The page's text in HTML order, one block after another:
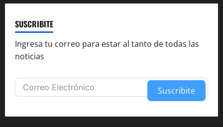
SUSCRIBITE
Ingresa tu correo para estar al tanto de todas las
noticias
Suscribite